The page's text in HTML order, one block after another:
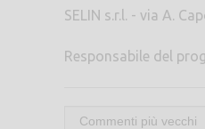
SELIN s.r.l. - via A.
Responsabile del